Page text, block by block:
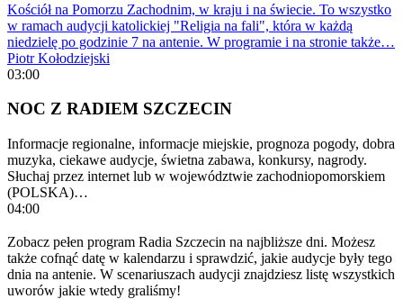
Kościół na Pomorzu Zachodnim, w kraju i na świecie. To wszystko
w ramach audycji katolickiej "Religia na fali", która w każdą
niedzielę po godzinie 7 na antenie. W programie i na stronie także…
Piotr Kołodziejski
03:00
NOC Z RADIEM SZCZECIN
Informacje regionalne, informacje miejskie, prognoza pogody, dobra
muzyka, ciekawe audycje, świetna zabawa, konkursy, nagrody.
Słuchaj przez internet lub w województwie zachodniopomorskiem
(POLSKA)…
04:00
Zobacz pełen program Radia Szczecin na najbliższe dni. Możesz
także cofnąć datę w kalendarzu i sprawdzić, jakie audycje były tego
dnia na antenie. W scenariuszach audycji znajdziesz listę wszystkich
uworów jakie wtedy graliśmy!